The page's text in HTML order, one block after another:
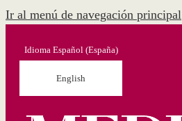
Ir al menú de navegación principal
Idioma Español (España)
English